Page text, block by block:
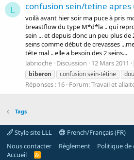
L confusion sein/tetine apres
voilà avant hier soir ma puce à pris
breastflow du type M*d*la .. qui
sein ... et depuis donc un peu plus de
seins comme début de crevasses
téte mal .. elle a besoin des 2 seins...
labrioche Discussion 12 Mars 2011
biberon
confusion sein-tétine
Réponses : 16 Forum:Travail et
Tags
Style site LLL
French/Français (FR)
Nous contacter
Règlement Politique
Accueil
R